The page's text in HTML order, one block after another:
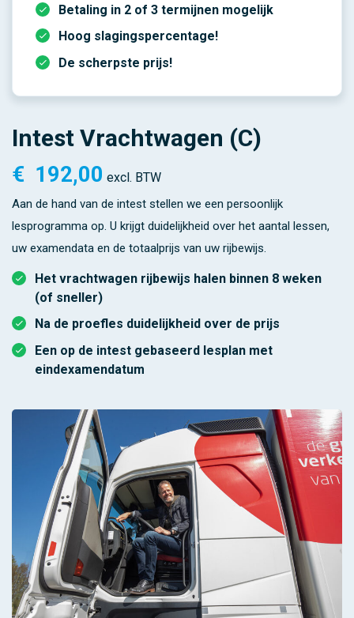
Betaling in 2 of 3 termijnen mogelijk
Hoog slagingspercentage!
De scherpste prijs!
Intest Vrachtwagen (C)
€ 192,00 excl. BTW
Aan de hand van de intest stellen we een persoonlijk
lesprogramma op. U krijgt duidelijkheid over het aantal lessen,
uw examendata en de totaalprijs van uw rijbewijs.
Het vrachtwagen rijbewijs halen binnen 8 weken
(of sneller)
Na de proefles duidelijkheid over de prijs
Een op de intest gebaseerd lesplan met
eindexamendatum